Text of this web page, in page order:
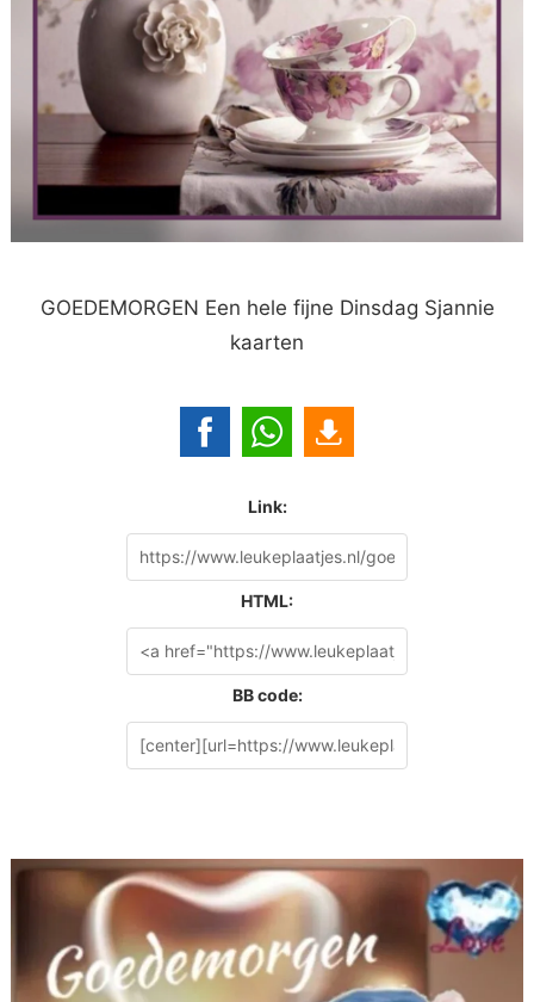
GOEDEMORGEN Een hele fijne Dinsdag Sjannie
kaarten
Link:
HTML:
BB code: